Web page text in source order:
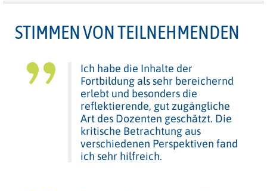
STIMMEN VON TEILNEHMENDEN
Ich habe die Inhalte der
Fortbildung als sehr bereichernd
erlebt und besonders die
reflektierende, gut zugängliche
Art des Dozenten geschätzt. Die
kritische Betrachtung aus
verschiedenen Perspektiven fand
ich sehr hilfreich.